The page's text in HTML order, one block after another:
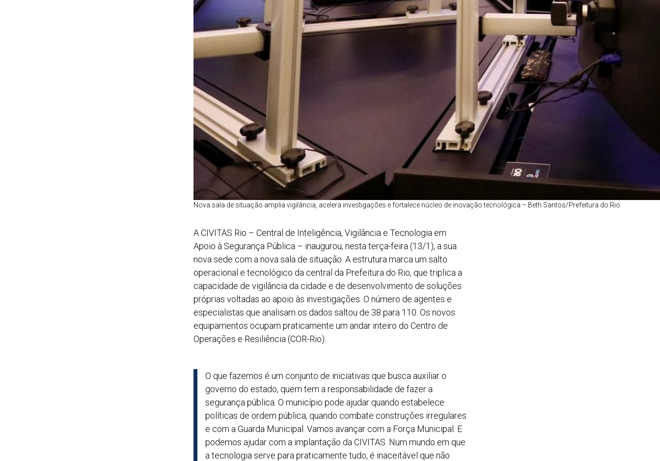
Nova sala de situação amplia vigilância, acelera investigações e fortalece núcleo de inovação tecnológica – Beth Santos/Prefeitura do Rio
A CIVITAS Rio – Central de Inteligência, Vigilância e Tecnologia em
Apoio à Segurança Pública – inaugurou, nesta terça-feira (13/1), a sua
nova sede com a nova sala de situação. A estrutura marca um salto
operacional e tecnológico da central da Prefeitura do Rio, que triplica a
capacidade de vigilância da cidade e de desenvolvimento de soluções
próprias voltadas ao apoio às investigações. O número de agentes e
especialistas que analisam os dados saltou de 38 para 110. Os novos
equipamentos ocupam praticamente um andar inteiro do Centro de
Operações e Resiliência (COR-Rio).
O que fazemos é um conjunto de iniciativas que busca auxiliar o
governo do estado, quem tem a responsabilidade de fazer a
segurança pública. O município pode ajudar quando estabelece
políticas de ordem pública, quando combate construções irregulares
e com a Guarda Municipal. Vamos avançar com a Força Municipal. E
podemos ajudar com a implantação da CIVITAS. Num mundo em que
a tecnologia serve para praticamente tudo, é inaceitável que não